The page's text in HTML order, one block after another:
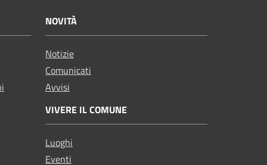
NOVITÀ
Notizie
Comunicati
Avvisi
VIVERE IL COMUNE
Luoghi
Eventi